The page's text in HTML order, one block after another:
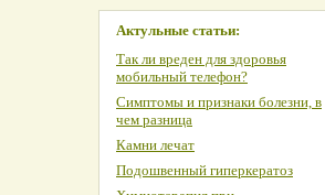
Актульные статьи:
Так ли вреден для здоровья
мобильный телефон?
Симптомы и признаки болезни, в
чем разница
Камни лечат
Подошвенный гиперкератоз